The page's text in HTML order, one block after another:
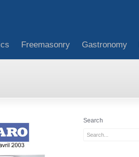
Freemasonry Gastronomy
Search